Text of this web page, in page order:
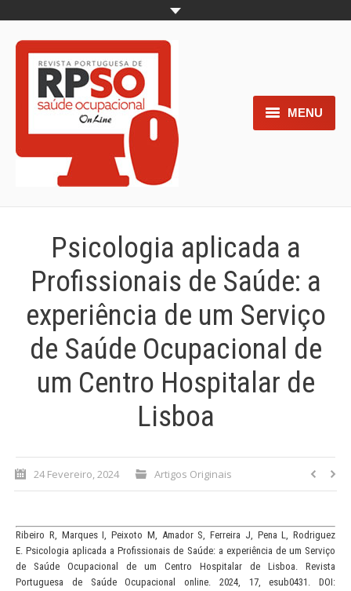
MENU
Home
Trabalhos aceites para submissão
Normas para os autores
Documentos necessários à
submissão
Processo de submissão
Submeta aqui
Formação Profissional
Bolsa de emprego (oferta/
Sugestões para os Leitores
Investigarem
Psicologia aplicada a
Profissionais de Saúde: a
experiência de um Serviço
de Saúde Ocupacional de
um Centro Hospitalar de
Lisboa
24 Fevereiro, 2024 Artigos Originais
Ribeiro R, Marques I, Peixoto M, Amador S, Ferreira J, Pena L, Rodriguez
E. Psicologia aplicada a Profissionais de Saúde: a experiência de um Serviço
de Saúde Ocupacional de um Centro Hospitalar de Lisboa. Revista
Portuguesa de Saúde Ocupacional online. 2024, 17, esub0431. DOI: